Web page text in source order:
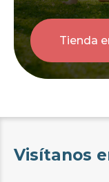
Tienda
Visítanos